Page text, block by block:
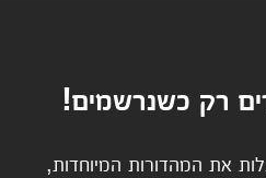
רק כשנרשמים!
את המהדורות המיוחדות,